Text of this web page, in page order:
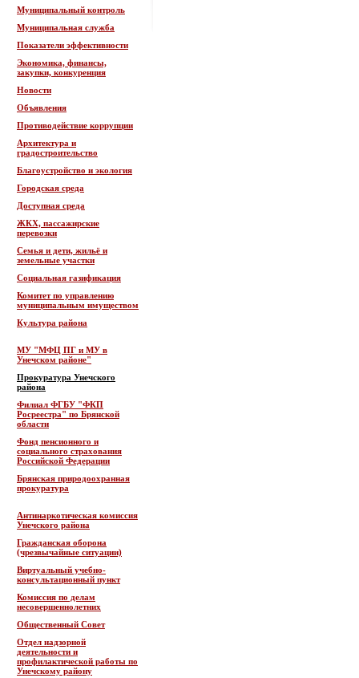
Муниципальный контроль
Муниципальная служба
Показатели эффективности
Экономика, финансы,
закупки, конкуренция
Новости
Объявления
Противодействие коррупции
Архитектура и
градостроительство
Благоустройство и экология
Городская среда
Доступная среда
ЖКХ, пассажирские
перевозки
Семья и дети, жильё и
земельные участки
Социальная газификация
Комитет по управлению
муниципальным имуществом
Культура района
МУ "МФЦ ПГ и МУ в
Унечском районе"
Прокуратура Унечского
района
Филиал ФГБУ "ФКП
Росреестра" по Брянской
области
Фонд пенсионного и
социального страхования
Российской Федерации
Брянская природоохранная
прокуратура
Антинаркотическая комиссия
Унечского района
Гражданская оборона
(чрезвычайные ситуации)
Виртуальный учебно-
консультационный пункт
Комиссия по делам
несовершеннолетних
Общественный Совет
Отдел надзорной
деятельности и
профилактической работы по
Унечскому району